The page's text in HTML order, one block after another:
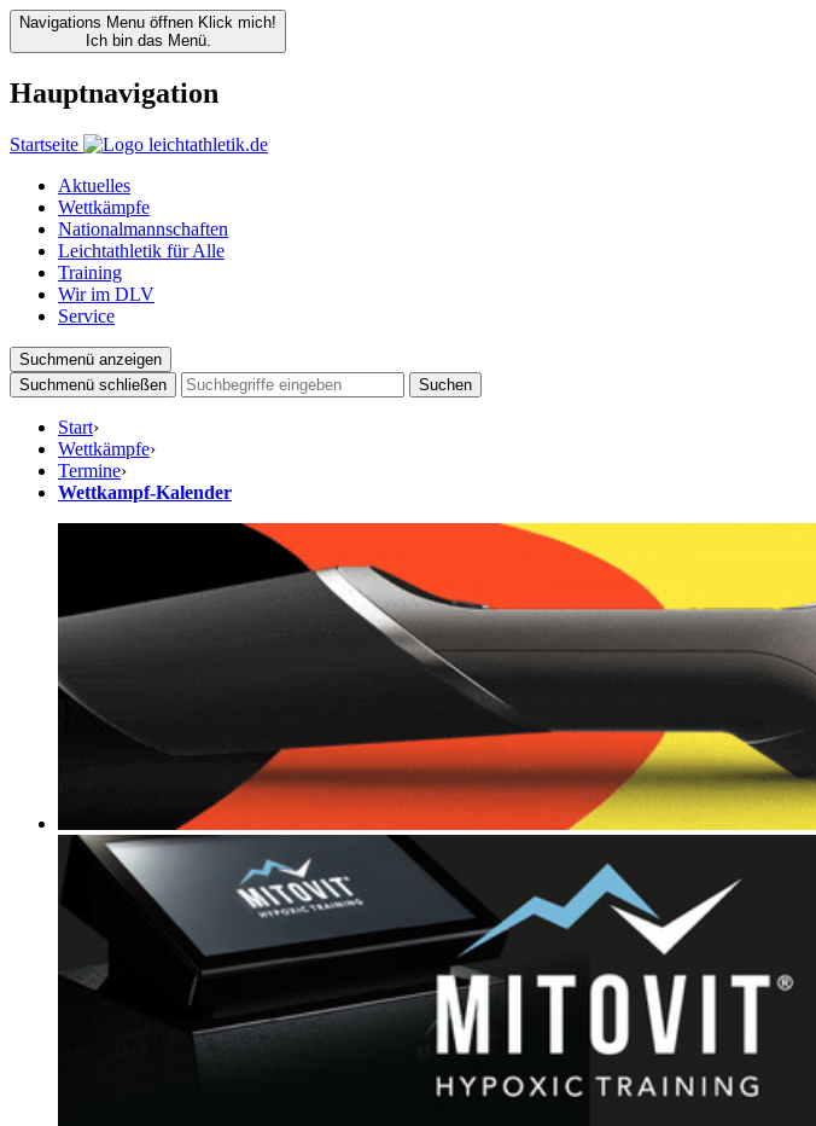
Navigations Menu öffnen Klick mich!
Ich bin das Menü.
Hauptnavigation
Startseite
Aktuelles
Wettkämpfe
Nationalmannschaften
Leichtathletik für Alle
Training
Wir im DLV
Service
Suchmenü anzeigen
Suchmenü schließen
Suchen
Start›
Wettkämpfe›
Termine›
Wettkampf-Kalender